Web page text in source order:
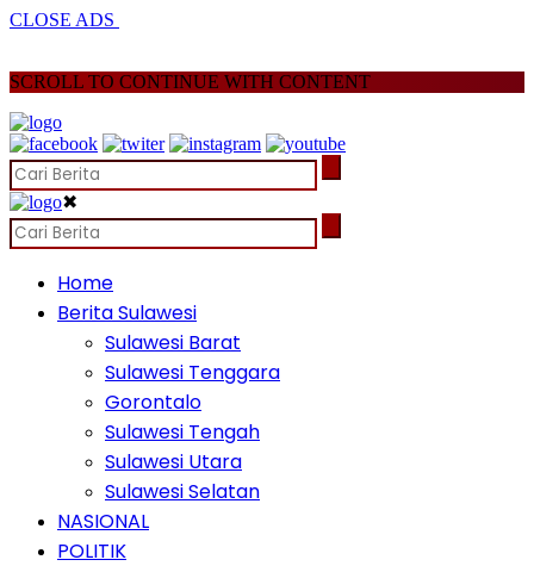
CLOSE ADS
SCROLL TO CONTINUE WITH CONTENT
✖
Home
Berita Sulawesi
Sulawesi Barat
Sulawesi Tenggara
Gorontalo
Sulawesi Tengah
Sulawesi Utara
Sulawesi Selatan
NASIONAL
POLITIK